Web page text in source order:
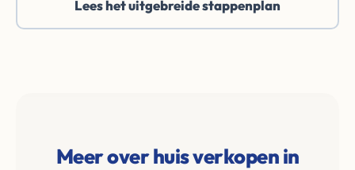
Lees het uitgebreide stappenplan
Meer over huis verkopen in